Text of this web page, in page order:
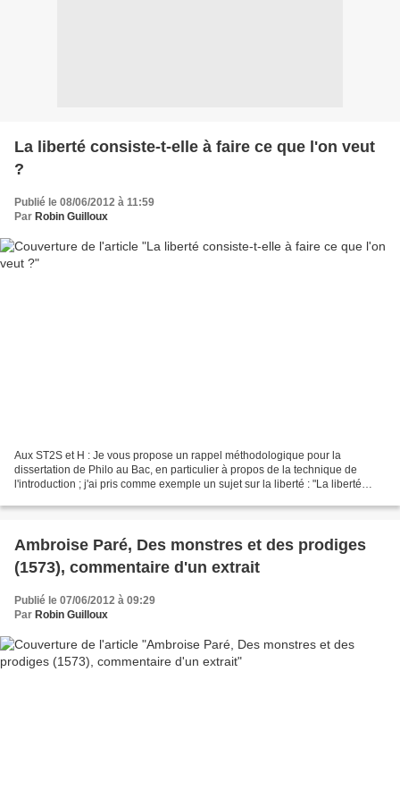
La liberté consiste-t-elle à faire ce que l'on veut
?
Publié le 08/06/2012 à 11:59
Par Robin Guilloux
Aux ST2S et H : Je vous propose un rappel méthodologique pour la
dissertation de Philo au Bac, en particulier à propos de la technique de
l'introduction ; j'ai pris comme exemple un sujet sur la liberté : "La liberté
Ambroise Paré, Des monstres et des prodiges
(1573), commentaire d'un extrait
Publié le 07/06/2012 à 09:29
Par Robin Guilloux